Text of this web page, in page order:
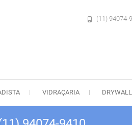
(11) 94074-
VIDRAÇARIA DRYWALL